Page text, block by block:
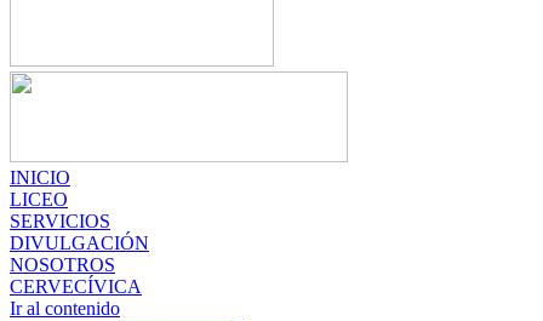
INICIO
LICEO
SERVICIOS
DIVULGACIÓN
NOSOTROS
CERVECÍVICA
Ir al contenido